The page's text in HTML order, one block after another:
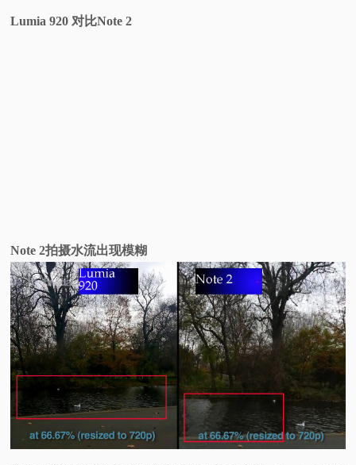
Lumia 920 对比Note 2
Note 2拍摄水流出现模糊